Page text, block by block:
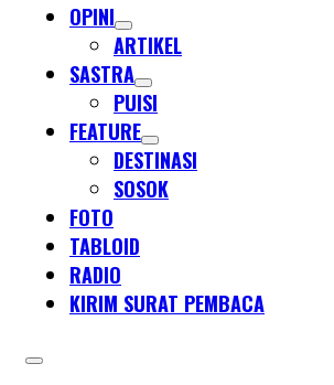
OPINI
ARTIKEL
SASTRA
PUISI
FEATURE
DESTINASI
SOSOK
FOTO
TABLOID
RADIO
KIRIM SURAT PEMBACA